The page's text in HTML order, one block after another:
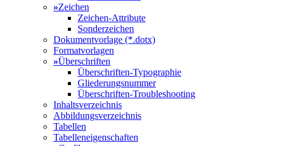
»Zeichen
Zeichen-Attribute
Sonderzeichen
Dokumentvorlage (*.dotx)
Formatvorlagen
»Überschriften
Überschriften-Typographie
Gliederungsnummer
Überschriften-Troubleshooting
Inhaltsverzeichnis
Abbildungsverzeichnis
Tabellen
Tabelleneigenschaften